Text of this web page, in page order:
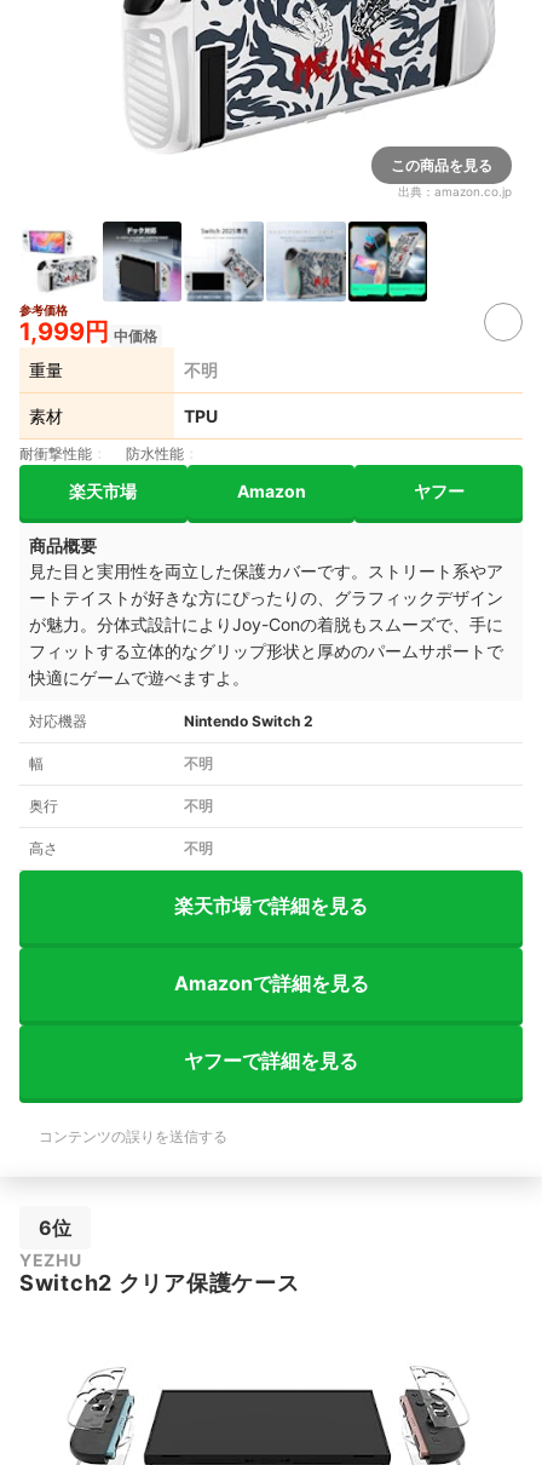
この商品を見る
出典： amazon.co.jp
参考価格
1,999円 中価格
重量 不明
素材 TPU
耐衝撃性能 防水性能
楽天市場 Amazon ヤフー
商品概要
見た目と実用性を両立した保護カバーです。ストリート系やア
ートテイストが好きな方にぴったりの、グラフィックデザイン
が魅力。分体式設計によりJoy-Conの着脱もスムーズで、手に
フィットする立体的なグリップ形状と厚めのパームサポートで
快適にゲームで遊べますよ。
対応機器 Nintendo Switch 2
幅 不明
奥行 不明
高さ 不明
楽天市場で詳細を見る
Amazonで詳細を見る
ヤフーで詳細を見る
コンテンツの誤りを送信する
6位
YEZHU
Switch2 クリア保護ケース